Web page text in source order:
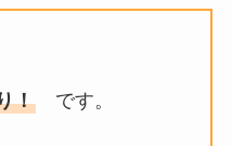
！です。